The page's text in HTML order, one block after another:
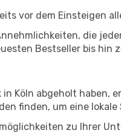
vor dem Einsteigen
die
Bestseller bis hin
in Köln abgeholt
finden, um eine
zu Ihrer